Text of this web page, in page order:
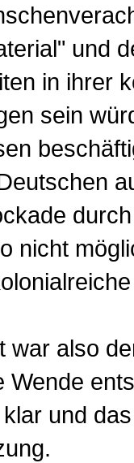
und
in ihrer
sein
nicht
war also
Wende
und